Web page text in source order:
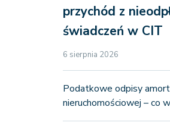
przychód z
świadczeń w CIT
6 sierpnia 2026
Podatkowe odpisy
nieruchomościowej – co